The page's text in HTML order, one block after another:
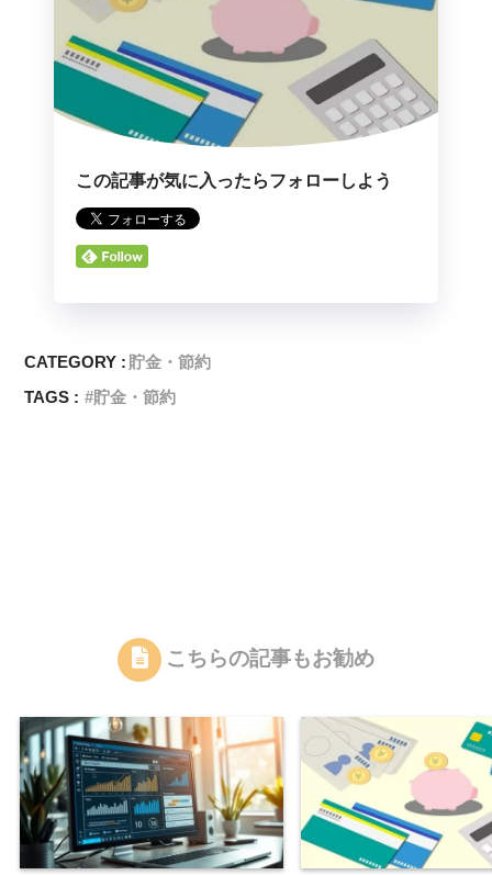
この記事が気に入ったらフォローしよう
CATEGORY : 貯金・節約
TAGS :
貯金・節約
こちらの記事もお勧め